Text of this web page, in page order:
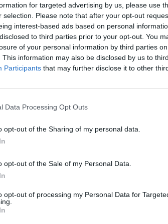
for targeted advertising by us, please use
selection. Please note that after your opt-out
interest-based ads based on personal
to third parties prior to your opt-out. You
of your personal information by third parties
This information may also be disclosed by us to
Participants that may further disclose it to other
Data Processing Opt Outs
opt-out of the Sharing of my personal data.
opt-out of the Sale of my Personal Data.
opt-out of processing my Personal Data for
, il segretario cittadino dell’
con l’amministrazione